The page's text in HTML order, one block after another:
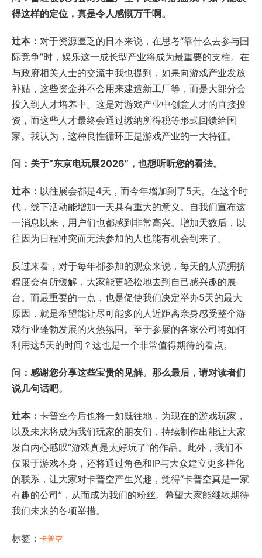
得这样的定位，真是令人感慨万千啊。
辻本： 对于资源匮乏的日本来说，在思考“靠什么去参与国
际竞争”时，娱乐这一成长型产业将成为最重要的支柱。在
与政府相关人士的交流中我也提到，如果向游戏产业发放
补贴，这些资金并不会用来建造新工厂等，而是大部分会
投入到人才培养中。这是对游戏产业中创意人才的直接投
资，而这些人才最终会通过缴纳所得税等形式回馈给国
家。我认为，这种良性循环正是游戏产业的一大特征。
问：关于“东京电玩展2026”，也想听听您的看法。
辻本： 以往展会都是4天，而今年增加到了5天。在这个时
代，线下活动能增加一天具有重大的意义。自我们宣布这
一消息以来，用户们也都感到非常高兴。增加天数后，以
往因为日程冲突而无法参加的人也能有机会到来了。
反过来看，对于每年都参加的观众来说，每天的人流拥挤
程度会有所缓解，大家能更轻松地去到自己感兴趣的展
台。而最重要的一点，也是促使我们决定举办5天的最大
原因，就是希望能让尽可能多的人近距离亲身感受整个游
戏行业蓬勃发展的火热氛围。至于参展的各家公司将如何
利用这5天的时间？这也是一个非常值得期待的看点。
问：感谢您分享这些宝贵的见解。那么最后，请对读者们
说几句话吧。
辻本： 卡普空今后也将一如既往地，为现在的游戏玩家，
以及未来将成为我们玩家的朋友们，持续制作出能让大家
发自内心感叹“游戏真是太好玩了”的作品。此外，我们不
仅限于游戏本身，还将通过角色和IP与大众建立更多样化
的联系，让大家对卡普空产生兴趣，觉得“卡普空真是一家
有趣的公司”，从而成为我们的粉丝。希望大家能继续期待
我们未来的各项举措。
标签： 卡普空